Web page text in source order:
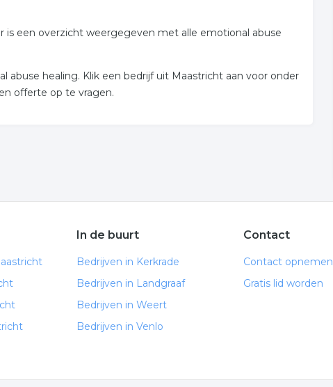
is een overzicht weergegeven met alle emotional abuse
abuse healing. Klik een bedrijf uit Maastricht aan voor onder
offerte op te vragen.
In de buurt
Bedrijven in Kerkrade
Bedrijven in Landgraaf
Bedrijven in Weert
Bedrijven in Venlo
Contact
Contact opnemen
Gratis lid worden